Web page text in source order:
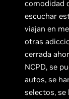
comodidad
escuchar
viajan en
otras
cerrada
NCPD, se
autos, se
selectos,